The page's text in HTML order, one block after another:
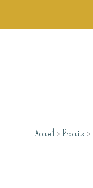
Accueil Produits